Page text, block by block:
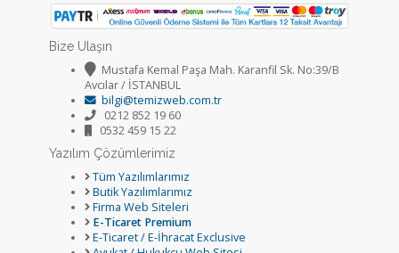
Bize Ulaşın
Mustafa Kemal Paşa Mah. Karanfil Sk. No:39/B
Avcılar / İSTANBUL
bilgi@temizweb.com.tr
0212 852 19 60
0532 459 15 22
Yazılım Çözümlerimiz
Tüm Yazılımlarımız
Butik Yazılımlarımız
Firma Web Siteleri
E-Ticaret Premium
E-Ticaret / E-İhracat Exclusive